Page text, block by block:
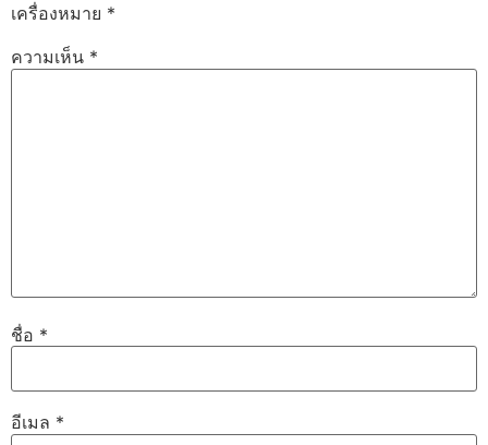
เครื่องหมาย *
ความเห็น *
ชื่อ *
อีเมล *